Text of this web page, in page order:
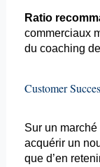
Ratio
commerciaux
du coaching
Customer
Sur un
acquérir un
que d’en